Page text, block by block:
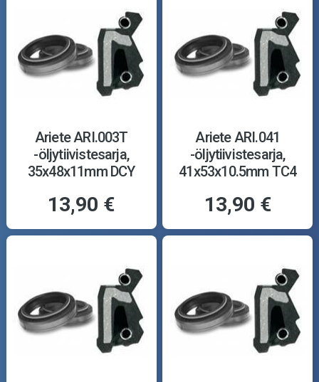
Ariete ARI.003T
-öljytiivistesarja,
35x48x11mm DCY
13,90 €
Ariete ARI.041
-öljytiivistesarja,
41x53x10.5mm TC4
13,90 €